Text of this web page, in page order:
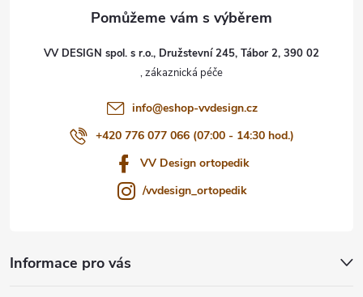
VV DESIGN spol. s r.o., Družstevní 245, Tábor 2, 390 02
info@eshop-vvdesign.cz
+420 776 077 066 (07:00 - 14:30 hod.)
VV Design ortopedik
/vvdesign_ortopedik
Informace pro vás